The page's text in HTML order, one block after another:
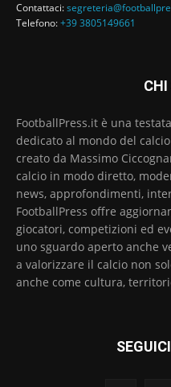
Contattaci:
Telefono:+39 3805149661
FootballPress.it è una
dedicato al mondo del
creato da Massimo
calcio in modo diretto,
news, approfondimenti,
FootballPress offre
giocatori, competizioni ed
uno sguardo aperto anche
a valorizzare il calcio non
anche come cultura,